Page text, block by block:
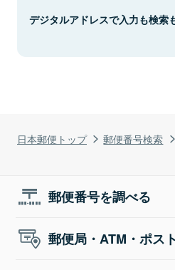
日本郵便トップ 郵便番号検索
デジタルアドレスで入力も検索
郵便番号を調べる
郵便局・ATM・ポス